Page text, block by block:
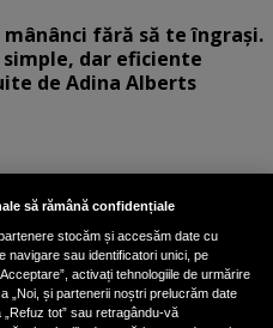
mânânci fără să te îngrași.
dar eficiente
de Adina Alberts
fizic poate reduce
în cazul a șase tipuri
potrivit unui nou raport
să rămână confidențiale
stocăm și accesăm date cu
navigare sau identificatori unici, pe
activați tehnologiile de urmărire
„Noi, și partenerii noștri prelucrăm date
tot” sau retragându-vă